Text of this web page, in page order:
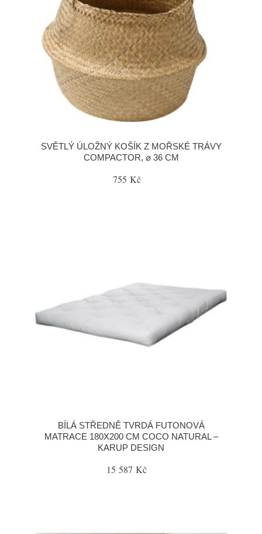
SVĚTLÝ ÚLOŽNÝ KOŠÍK Z MOŘSKÉ TRÁVY
COMPACTOR, ⌀ 36 CM
755 Kč
BÍLÁ STŘEDNĚ TVRDÁ FUTONOVÁ
MATRACE 180X200 CM COCO NATURAL –
KARUP DESIGN
15 587 Kč